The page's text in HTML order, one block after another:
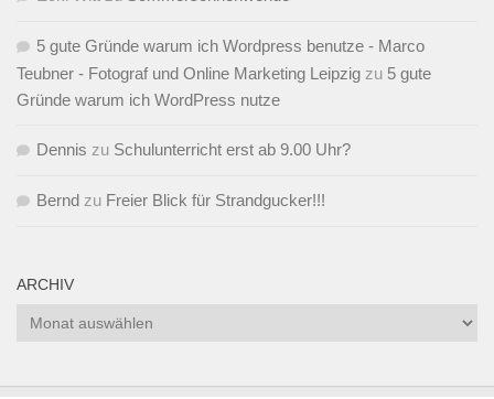
5 gute Gründe warum ich Wordpress benutze - Marco
Teubner - Fotograf und Online Marketing Leipzig zu 5 gute
Gründe warum ich WordPress nutze
Dennis zu Schulunterricht erst ab 9.00 Uhr?
Bernd zu Freier Blick für Strandgucker!!!
ARCHIV
Archiv